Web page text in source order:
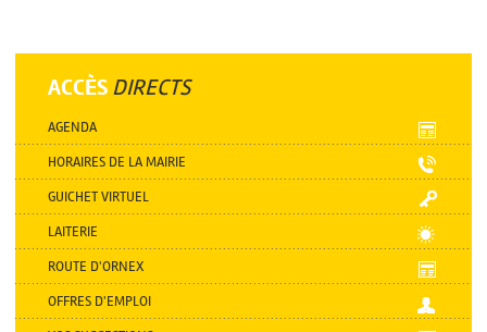
ACCÈS DIRECTS
AGENDA
HORAIRES DE LA MAIRIE
GUICHET VIRTUEL
LAITERIE
ROUTE D'ORNEX
OFFRES D'EMPLOI